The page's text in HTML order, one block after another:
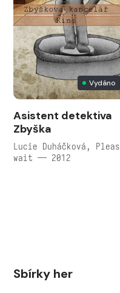
Vydáno
Asistent detektiva
Zbyška
Lucie Duháčková,
wait — 2012
Sbírky her